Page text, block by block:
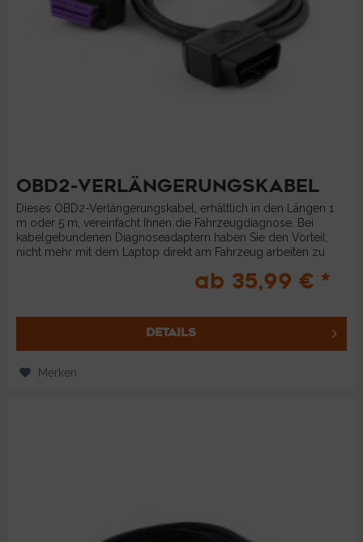
OBD2-VERLÄNGERUNGSKABEL
Dieses OBD2-Verlängerungskabel, erhältlich in den Längen 1
m oder 5 m, vereinfacht Ihnen die Fahrzeugdiagnose. Bei
kabelgebundenen Diagnoseadaptern haben Sie den Vorteil,
nicht mehr mit dem Laptop direkt am Fahrzeug arbeiten zu
ab 35,99 € *
DETAILS
Merken